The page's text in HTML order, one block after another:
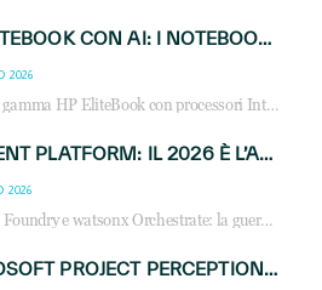
HP ELITEBOOK CON AI: I NOTEBOOK BUSINESS INTELLIGENTI CHE TRASFORMANO PRODUTTIVITÀ, SICUREZZA E LAVORO IBRIDO
2026
Scopri la gamma HP EliteBook con processori Intel® Core™ Ultra e AMD Ryzen™ AI. Notebook business progettati per aumentare la produttività, migliorare la collaborazione e garantire sicurezza avanzata in ufficio e in mobilità.
AI AGENT PLATFORM: IL 2026 È L’ANNO DEL «SISTEMA OPERATIVO» PER GLI AGENTI AZIENDALI
2026
Frontier, Foundry e watsonx Orchestrate: la guerra delle piattaforme AI agent ridisegna il mercato IT. Cosa cambia per reseller, MSP e system integrator.
MICROSOFT PROJECT PERCEPTION: COME GLI AGENTI AI CAMBIERANNO SOC, CYBERSECURITY E SERVIZI MSP